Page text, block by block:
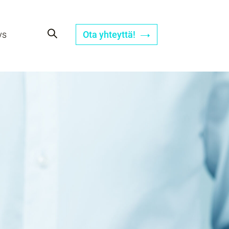
Ota yhteyttä!